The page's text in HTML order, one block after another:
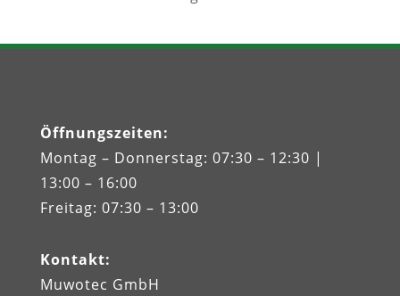
Öffnungszeiten:
Montag – Donnerstag: 07:30 – 12:30 |
13:00 – 16:00
Freitag: 07:30 – 13:00
Kontakt:
Muwotec GmbH